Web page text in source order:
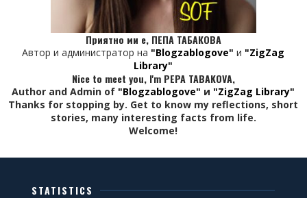
Приятно ми е, ПЕПА ТАБАКОВА
Автор и администратор на "Blogzablogove" и "ZigZag
Library"
Nice to meet you, I'm PEPA TABAKOVA,
Author and Admin of "Blogzablogove" и "ZigZag Library"
Thanks for stopping by. Get to know my reflections, short
stories, many interesting facts from life.
Welcome!
STATISTICS